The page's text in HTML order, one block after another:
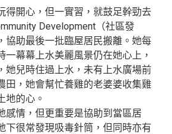
得開心，但一實習，就鼓足幹勁去
Development（社區發
協助最後一批臨屋居民搬離。她每
一幕幕上水美麗風景仍在她心上，
她兒時住過上水，未有上水廣場前
田，她會幫忙養雞的老婆婆收集雞
地的心。
感情，但更重要是協助到當區居
下很常發現吸毒針筒，但同時亦有